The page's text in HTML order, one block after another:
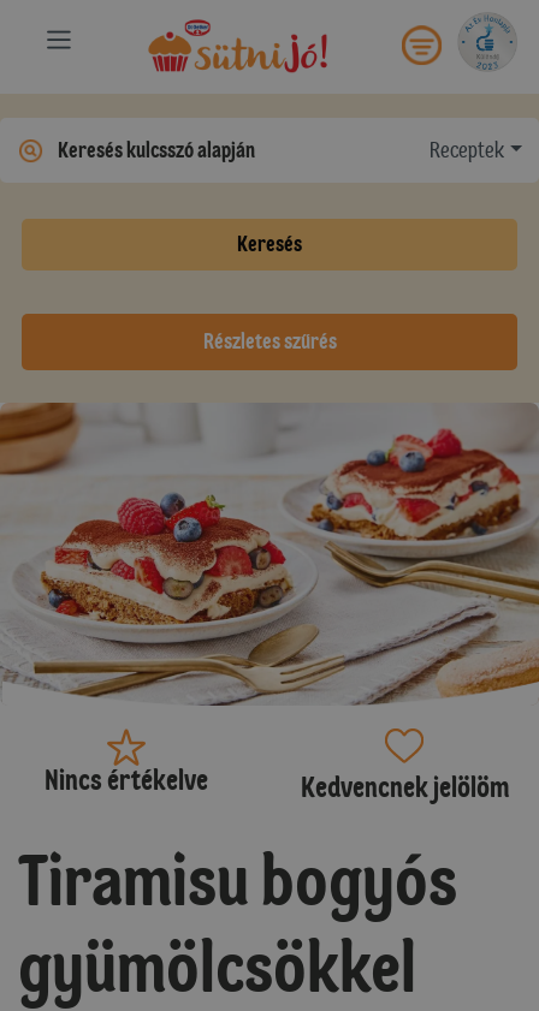
Receptek
Keresés
Részletes szűrés
Nincs értékelve Kedvencnek jelölöm
Tiramisu bogyós
gyümölcsökkel